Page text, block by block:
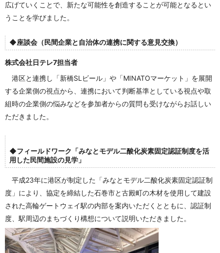
広げていくことで、新たな可能性を創造することが可能となるとい
うことを学びました。
◆座談会（民間企業と自治体の連携に関する意見交換）
株式会社日テレ7担当者
港区と連携し「新橋SLビール」や「MINATOマーケット」を展開
する企業側の視点から、連携において判断基準としている視点や取
組時の企業側の悩みなどを参加者からの質問も受けながらお話しい
ただきました。
◆フィールドワーク「みなとモデル二酸化炭素固定認証制度を活
用した民間施設の見学」
平成23年に港区が制定した「みなとモデル二酸化炭素固定認証制
度」により、協定を締結した石巻市と古殿町の木材を使用して建設
された高輪ゲートウェイ駅の内部を案内いただくとともに、認証制
度、駅周辺のまちづくり構想について説明いただきました。